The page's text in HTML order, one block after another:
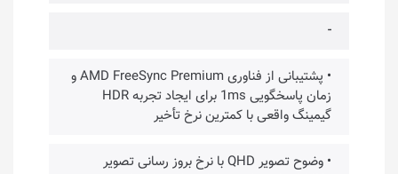
-
• پشتیبانی از فناوری AMD FreeSync Premium و
زمان پاسخگویی 1ms برای ایجاد تجربه HDR
گیمینگ واقعی با کمترین نرخ تأخیر
• وضوح تصویر QHD با نرخ بروز رسانی تصویر